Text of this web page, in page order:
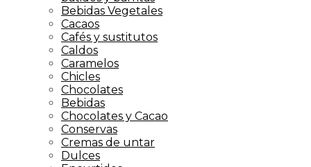
Bebidas Vegetales
Cacaos
Cafés y sustitutos
Caldos
Caramelos
Chicles
Chocolates
Bebidas
Chocolates y Cacao
Conservas
Cremas de untar
Dulces